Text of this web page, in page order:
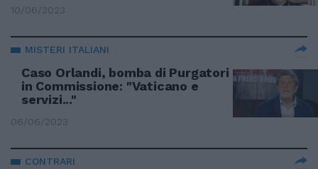
10/06/2023
MISTERI ITALIANI
Caso Orlandi, bomba di Purgatori
in Commissione: "Vaticano e
servizi..."
06/06/2023
CONTRARI